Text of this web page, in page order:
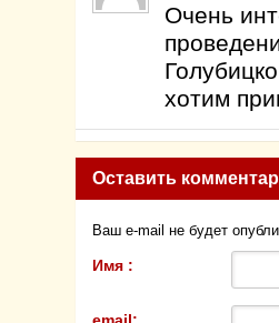
Очень
хотим
Оставить
Ваш e-mail не будет
Имя :
email: